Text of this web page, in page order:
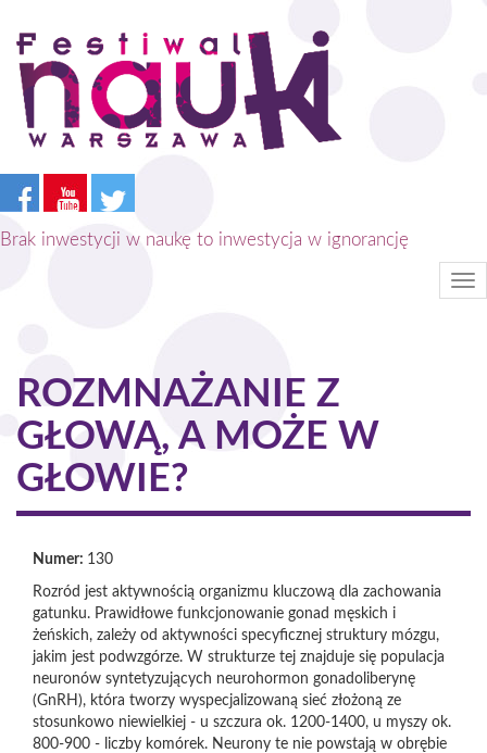
Przejdź
treści
Brak inwestycji w naukę to inwestycja w ignorancję
ROZMNAŻANIE Z
GŁOWĄ, A MOŻE W
GŁOWIE?
Numer: 130
Rozród jest aktywnością organizmu kluczową dla zachowania
gatunku. Prawidłowe funkcjonowanie gonad męskich i
żeńskich, zależy od aktywności specyficznej struktury mózgu,
jakim jest podwzgórze. W strukturze tej znajduje się populacja
neuronów syntetyzujących neurohormon gonadoliberynę
(GnRH), która tworzy wyspecjalizowaną sieć złożoną ze
stosunkowo niewielkiej - u szczura ok. 1200-1400, u myszy ok.
800-900 - liczby komórek. Neurony te nie powstają w obrębie